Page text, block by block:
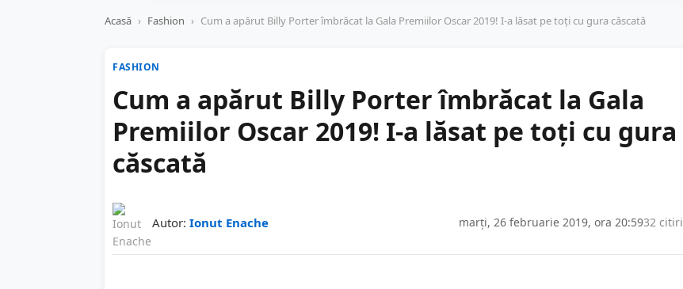
Acasă › Fashion › Cum a apărut Billy Porter îmbrăcat la Gala Premiilor Oscar 2019! I-a lăsat pe toţi cu gura căscată
FASHION
Cum a apărut Billy Porter îmbrăcat la Gala
Premiilor Oscar 2019! I-a lăsat pe toţi cu gura
căscată
Autor: Ionut Enache marți, 26 februarie 2019, ora 20:5932 citiri